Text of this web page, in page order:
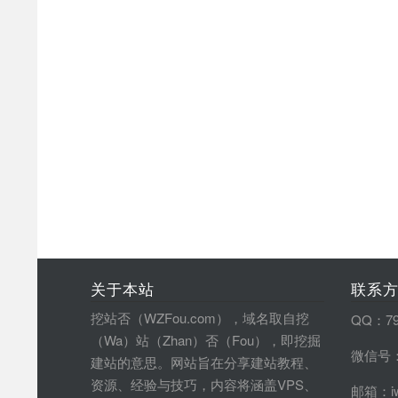
关于本站
挖站否（WZFou.com），域名取自挖
（Wa）站（Zhan）否（Fou），即挖掘
建站的意思。网站旨在分享建站教程、
资源、经验与技巧，内容将涵盖VPS、
联系
QQ：
微信号
邮箱：